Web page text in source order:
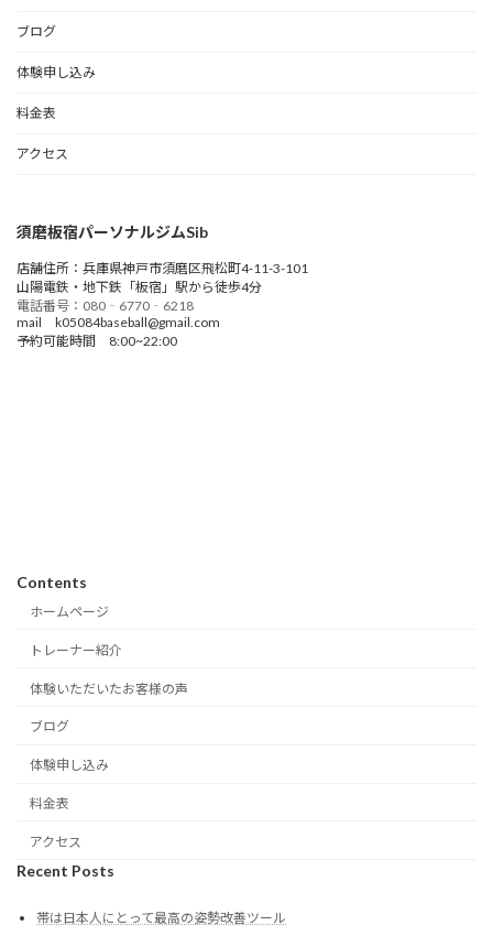
ブログ
体験申し込み
料金表
アクセス
須磨板宿パーソナルジムSib
店舗住所：兵庫県神戸市須磨区飛松町4-11-3-101
山陽電鉄・地下鉄「板宿」駅から徒歩4分
電話番号：080‐6770‐6218
mail k05084baseball@gmail.com
予約可能時間 8:00~22:00
Contents
ホームページ
トレーナー紹介
体験いただいたお客様の声
ブログ
体験申し込み
料金表
アクセス
Recent Posts
帯は日本人にとって最高の姿勢改善ツール